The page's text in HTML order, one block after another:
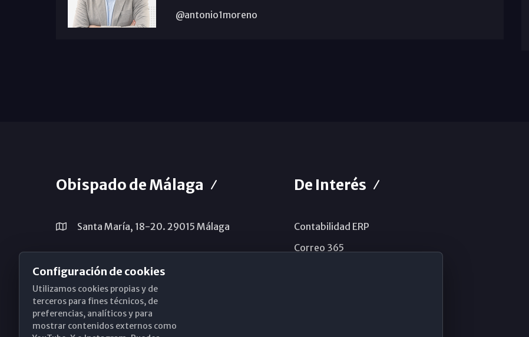
@antonio1moreno
Obispado de Málaga
Santa María, 18-20. 29015 Málaga
(+34) 952 224 386
obispado@diocesismalaga.es
De Interés
Contabilidad ERP
Correo 365
Configuración de cookies
Utilizamos cookies propias y de
terceros para fines técnicos, de
preferencias, analíticos y para
mostrar contenidos externos como